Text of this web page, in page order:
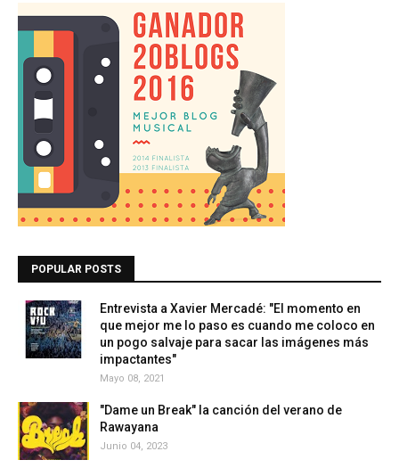
POPULAR POSTS
Entrevista a Xavier Mercadé: "El momento en
que mejor me lo paso es cuando me coloco en
un pogo salvaje para sacar las imágenes más
impactantes"
Mayo 08, 2021
"Dame un Break" la canción del verano de
Rawayana
Junio 04, 2023